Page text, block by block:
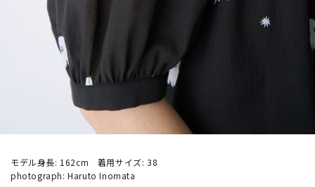
モデル身長: 162cm 着用サイズ: 38
photograph: Haruto Inomata